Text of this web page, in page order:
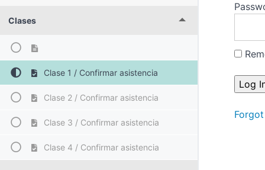
Clases
Clase 1 / Confirmar asistencia
Clase 2 / Confirmar asistencia
Clase 3 / Confirmar asistencia
Clase 4 / Confirmar asistencia